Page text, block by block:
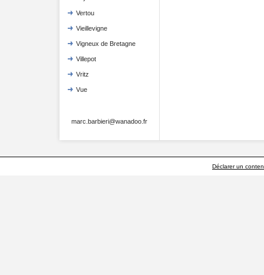
Vertou
Vieillevigne
Vigneux de Bretagne
Villepot
Vritz
Vue
marc.barbieri@wanadoo.fr
Déclarer un